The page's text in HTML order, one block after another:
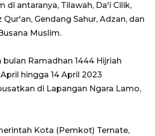
di antaranya, Tilawah, Da'i Cilik,
Qur'an, Gendang Sahur, Adzan, dan
Muslim.
bulan Ramadhan 1444 Hijriah
hingga 14 April 2023
di Lapangan Ngara Lamo,
Kota (Pemkot) Ternate,